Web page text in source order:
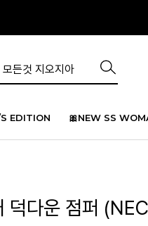
EDITION 🎀NEW SS
덕다운 점퍼